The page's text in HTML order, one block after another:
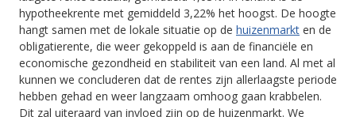
hypotheekrente met gemiddeld 3,22% het hoogst. De hoogte
hangt samen met de lokale situatie op de huizenmarkt en de
obligatierente, die weer gekoppeld is aan de financiële en
economische gezondheid en stabiliteit van een land. Al met al
kunnen we concluderen dat de rentes zijn allerlaagste periode
hebben gehad en weer langzaam omhoog gaan krabbelen.
Dit zal uiteraard van invloed zijn op de huizenmarkt. We